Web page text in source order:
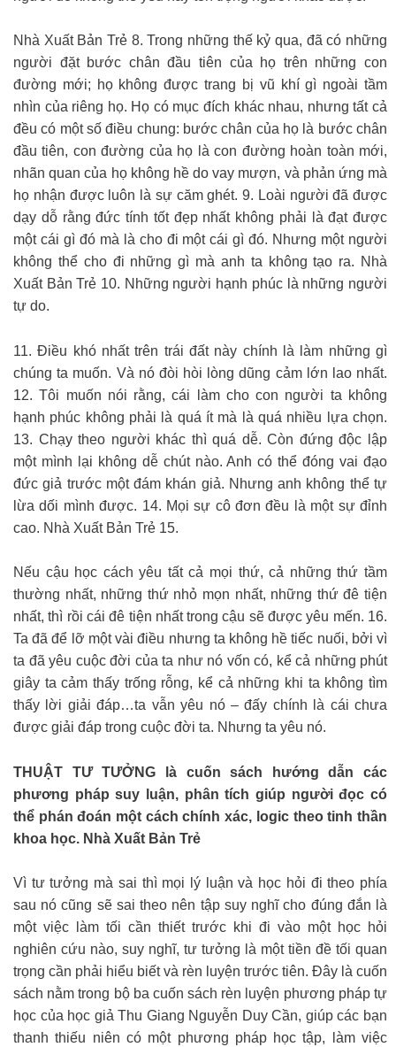
Nhà Xuất Bản Trẻ 8. Trong những thế kỷ qua, đã có những
người đặt bước chân đầu tiên của họ trên những con
đường mới; họ không được trang bị vũ khí gì ngoài tầm
nhìn của riêng họ. Họ có mục đích khác nhau, nhưng tất cả
đều có một số điều chung: bước chân của họ là bước chân
đầu tiên, con đường của họ là con đường hoàn toàn mới,
nhãn quan của họ không hề do vay mượn, và phản ứng mà
họ nhận được luôn là sự căm ghét. 9. Loài người đã được
dạy dỗ rằng đức tính tốt đẹp nhất không phải là đạt được
một cái gì đó mà là cho đi một cái gì đó. Nhưng một người
không thể cho đi những gì mà anh ta không tạo ra. Nhà
Xuất Bản Trẻ 10. Những người hạnh phúc là những người
tự do.
11. Điều khó nhất trên trái đất này chính là làm những gì
chúng ta muốn. Và nó đòi hòi lòng dũng cảm lớn lao nhất.
12. Tôi muốn nói rằng, cái làm cho con người ta không
hạnh phúc không phải là quá ít mà là quá nhiều lựa chọn.
13. Chạy theo người khác thì quá dễ. Còn đứng độc lập
một mình lại không dễ chút nào. Anh có thể đóng vai đạo
đức giả trước một đám khán giả. Nhưng anh không thể tự
lừa dối mình được. 14. Mọi sự cô đơn đều là một sự đỉnh
cao. Nhà Xuất Bản Trẻ 15.
Nếu cậu học cách yêu tất cả mọi thứ, cả những thứ tầm
thường nhất, những thứ nhỏ mọn nhất, những thứ đê tiện
nhất, thì rồi cái đê tiện nhất trong cậu sẽ được yêu mến. 16.
Ta đã để lỡ một vài điều nhưng ta không hề tiếc nuối, bởi vì
ta đã yêu cuộc đời của ta như nó vốn có, kể cả những phút
giây ta cảm thấy trống rỗng, kể cả những khi ta không tìm
thấy lời giải đáp…ta vẫn yêu nó – đấy chính là cái chưa
được giải đáp trong cuộc đời ta. Nhưng ta yêu nó.
THUẬT TƯ TƯỞNG là cuốn sách hướng dẫn các
phương pháp suy luận, phân tích giúp người đọc có
thể phán đoán một cách chính xác, logic theo tinh thần
khoa học. Nhà Xuất Bản Trẻ
Vì tư tưởng mà sai thì mọi lý luận và học hỏi đi theo phía
sau nó cũng sẽ sai theo nên tập suy nghĩ cho đúng đắn là
một việc làm tối cần thiết trước khi đi vào một học hỏi
nghiên cứu nào, suy nghĩ, tư tưởng là một tiền đề tối quan
trọng cần phải hiểu biết và rèn luyện trước tiên. Đây là cuốn
sách nằm trong bộ ba cuốn sách rèn luyện phương pháp tự
học của học giả Thu Giang Nguyễn Duy Cần, giúp các bạn
thanh thiếu niên có một phương pháp học tập, làm việc